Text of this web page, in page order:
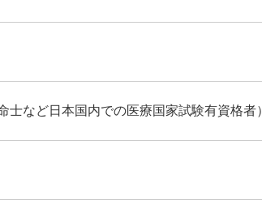
士など日本国内での医療国家試験有資格